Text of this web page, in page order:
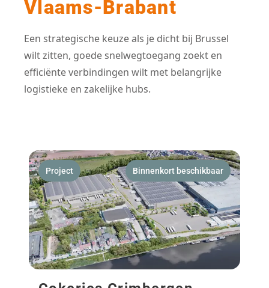
Vlaams-Brabant
Een strategische keuze als je dicht bij Brussel
wilt zitten, goede snelwegtoegang zoekt en
efficiënte verbindingen wilt met belangrijke
logistieke en zakelijke hubs.
Project Binnenkort beschikbaar